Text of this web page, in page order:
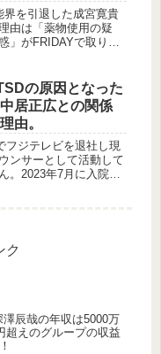
界を引退した成宮寛貴
由は「薬物使用の疑
」がFRIDAYで取り上
び芸能界へと復帰した
能界復帰までの流れ...
の原因となった
居正広との関係
由。
フジテレビを退社し現
ンサーとして活動して
。2023年7月に入院し
ク
澤辰哉の年収は5000万
超えのグループの収益